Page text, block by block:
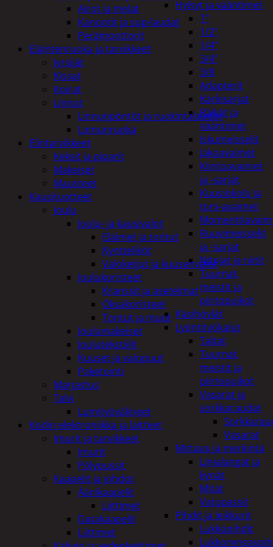
Hylsyt ja vääntimet
1"
1/2"
1/4"
3/4"
3/8
Adapterit
Kärkisarjat
Räikät ja
vääntimet
Iskumeisselit
Jakoavaimet
Kiintoavaimet
ja -sarjat
Kuusiokolo ja
torx-avaimet
Ruuvimeisselit
ja -sarjat
Nitojat ja niitit
Tuurnat,
meistit ja
piirtopuikot
Käsihöylät
Lyöntityökalut
Taltat
Tuurnat,
meistit ja
piirtopuikot
Vasarat ja
sorkkaraudat
Vasarat
Mittaus ja merkintä
Linjalangat ja
kynät
Mitat
Vatupassit
Pihdit ja leikkurit
Lukkopihdit
Airot ja melat
Kanootit ja sup-laudat
Perämoottorit
Eläintenruoka ja tarvikkeet
Jyrsijät
Kissat
Koirat
Linnut
Linnunpöntöt ja ruokintalaudat
Linnunruoka
Elintarvikkeet
Keksit ja piparit
Makeiset
Mausteet
Kausituotteet
Joulu
Joulu- ja kausivalot
Eläimet ja tontut
Kyntteliköt
Valoketjut ja kuusenvalot
Joulukoristeet
Kranssit ja asetelmat
Oksakoristeet
Tontut ja muut
Joulumakeiset
Joulutekstiilit
Kuuset ja valopuut
Paketointi
Marjastus
Talvi
Lumityövälineet
Kodin elektroniikka ja laitteet
Imurit ja tarvikkeet
Imurit
Pölypussit
Kaapelit ja johdot
Äänikaapelit
Liittimet
Datakaapelit
Liittimet